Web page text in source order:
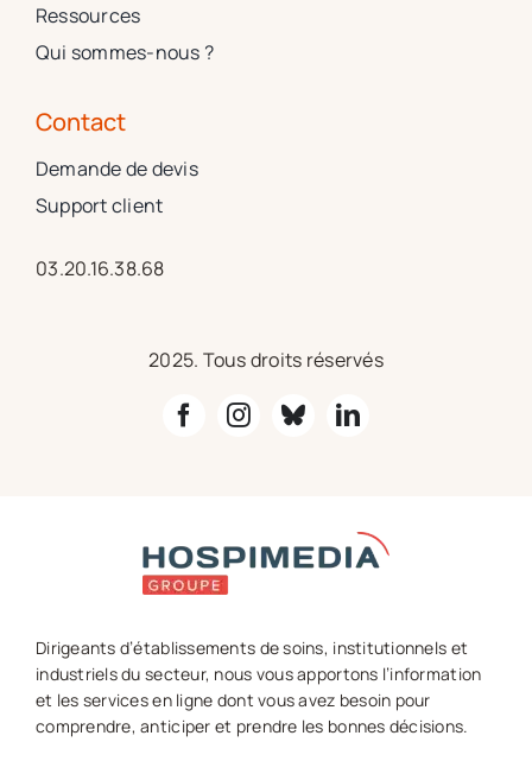
Ressources
Qui sommes-nous ?
Contact
Demande de devis
Support client
03.20.16.38.68
2025. Tous droits réservés
Dirigeants d’établissements de soins, institutionnels et
industriels du secteur, nous vous apportons l’information
et les services en ligne dont vous avez besoin pour
comprendre, anticiper et prendre les bonnes décisions.